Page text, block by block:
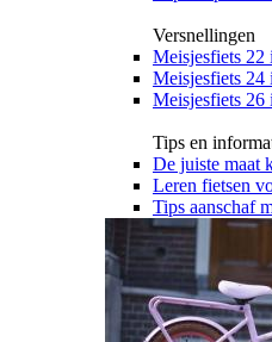
Versnellingen
Meisjesfiets 22
Meisjesfiets 24
Meisjesfiets 26
Tips en
De juiste maat
Leren fietsen
Tips aanschaf